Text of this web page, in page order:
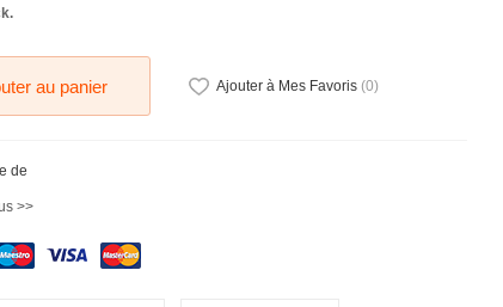
au panier Ajouter à Mes Favoris (0)
de
>>